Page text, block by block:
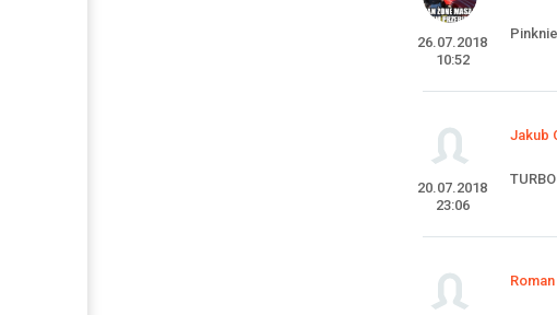
26.07.2018
10:52
20.07.2018
23:06
Jakub